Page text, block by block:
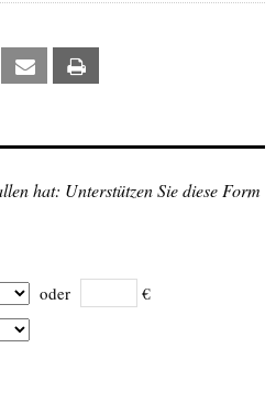
Xing Email
hat: Unterstützen Sie diese Form
oder €